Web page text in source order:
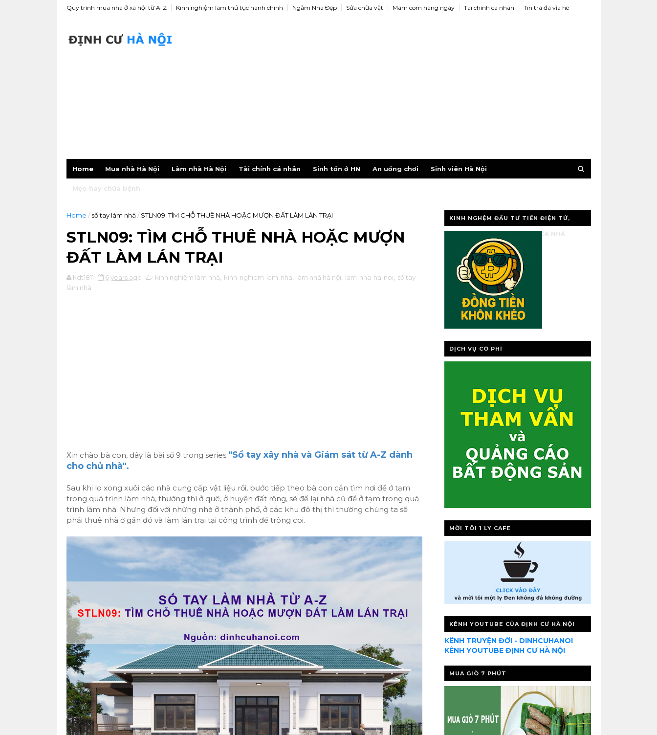
Quy trình mua nhà ở xã hội từ A-Z Kinh nghiệm làm thủ tục hành chính Ngắm Nhà Ðẹp Sửa chữa vật Mâm com hàng ngày Tài chính cá nhân Tin trà đá vỉa hè
Home Mua nhà Hà Nội Làm nhà Hà Nội Tài chính cá nhân Sinh tồn ở HN An uống chơi Sinh viên Hà Nội
Mẹo hay chữa bệnh
Home / sổ tay làm nhà / STLN09: TÌM CHỖ THUÊ NHÀ HOẶC MƯỢN ĐẤT LÀM LÁN TRẠI
STLN09: TÌM CHỖ THUÊ NHÀ HOẶC MƯỢN
ĐẤT LÀM LÁN TRẠI
kdt1811 6 years ago kinh nghiệm làm nhà kinh-nghiem-lam-nha làm nhà hà nội lam-nha-ha-noi
sổ tay
làm nhà
Xin chào bà con, đây là bài số 9 trong series "Sổ tay xây nhà và Giám sát từ A-Z dành
cho chủ nhà".
Sau khi lo xong xuôi các nhà cung cấp vật liệu rồi, bước tiếp theo bà con cần tìm nơi để ở tạm
trong quá trình làm nhà, thường thì ở quê, ở huyện đất rộng, sẽ để lại nhà cũ để ở tạm trong quá
trình làm nhà. Nhưng đối với những nhà ở thành phố, ở các khu đô thị thì thường chúng ta sẽ
phải thuê nhà ở gần đó và làm lán trại tại công trình để trông coi.
KINH NGHỆM ĐẦU TƯ TIỀN ĐIỆN TỬ,
VÀNG, QUẢN LÝ TÀI CHÍNH CÁ NHÂ
DỊCH VỤ CÓ PHÍ
MỜI TÔI 1 LY CAFE
KÊNH YOUTUBE CỦA ĐỊNH CƯ HÀ NỘI
KÊNH TRUYỆN ĐỜI - DINHCUHANOI
KÊNH YOUTUBE ĐỊNH CƯ HÀ NỘI
MUA GIÒ 7 PHÚT